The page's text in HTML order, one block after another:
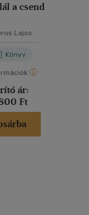
a csend
Lajos
Könyv
ár:
Ft